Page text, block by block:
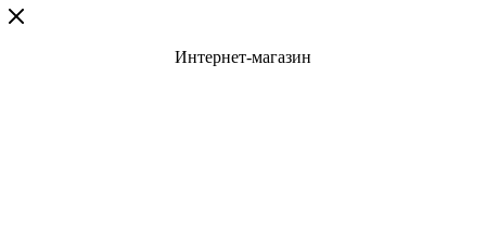
Интернет-магазин